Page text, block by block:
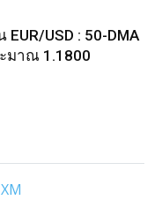
EUR/USD : 50-DMA
มาณ 1.1800